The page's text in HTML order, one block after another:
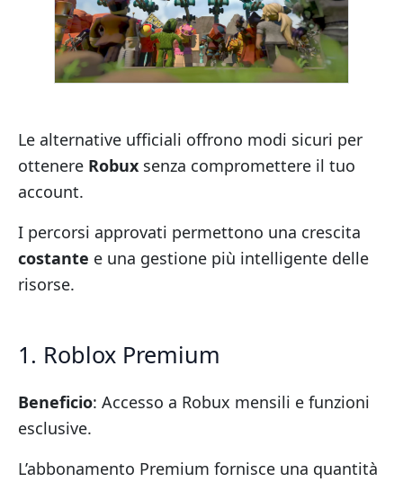
Le alternative ufficiali offrono modi sicuri per
ottenere Robux senza compromettere il tuo
account.
I percorsi approvati permettono una crescita
costante e una gestione più intelligente delle
risorse.
1. Roblox Premium
Beneficio: Accesso a Robux mensili e funzioni
esclusive.
L’abbonamento Premium fornisce una quantità